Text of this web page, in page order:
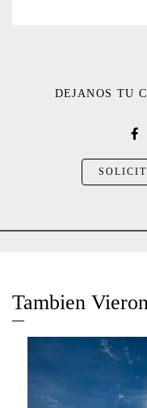
DEJANOS TU
Tambien